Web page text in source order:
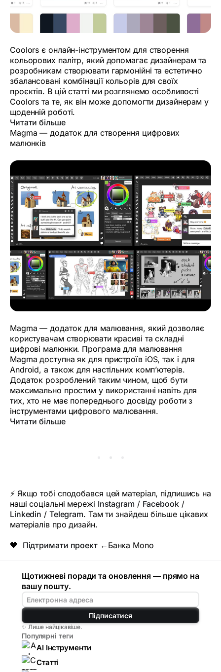
Coolors є онлайн-інструментом для створення
кольорових палітр, який допомагає дизайнерам та
розробникам створювати гармонійні та естетично
збалансовані комбінації кольорів для своїх
проєктів. В цій статті ми розглянемо особливості
Coolors та те, як він може допомогти дизайнерам у
щоденній роботі.
Читати більше
Magma — додаток для створення цифрових
малюнків
Magma — додаток для малювання, який дозволяє
користувачам створювати красиві та складні
цифрові малюнки. Програма для малювання
Magma доступна як для пристроїв iOS, так і для
Android, а також для настільних комп’ютерів.
Додаток розроблений таким чином, щоб бути
максимально простим у використанні навіть для
тих, хто не має попереднього досвіду роботи з
інструментами цифрового малювання.
Читати більше
⚡ Якщо тобі сподобався цей матеріал, підпишись на
наші соціальні мережі Instagram / Facebook/
Linkedin / Telegram. Там ти знайдеш більше цікавих
матеріалів про дизайн.
🖤 Підтримати проект←Банка Mono
Щотижневі поради та оновлення — прямо на
вашу пошту.
Підписатися
✨ Лише найцікавіше.
Популярні теги
AI Інструменти
Статті